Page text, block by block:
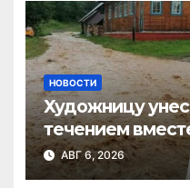
НОВОСТИ
Художницу
течением
потопа в
АВГ 6, 2026